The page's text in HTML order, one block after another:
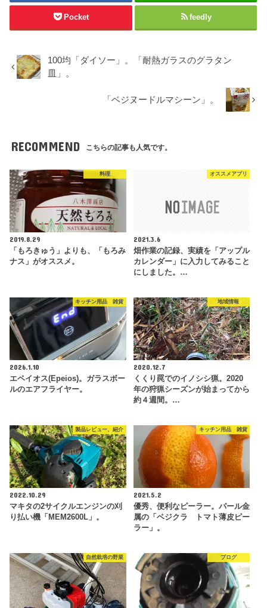
Pocket feedly
100均「ダイソー」。「耐熱ガラスのグラタン
皿」。
「ベジヌードルマシーン」。
RECOMMEND こちらの記事も人気です。
料理
2019.8.29
「もろきゅう」よりも、「もろみ
ナス」がオススメ。
オススメアプリ
2021.3.6
畑作業の記録、実績を「アップル
カレンダー」に入力してみること
にしました。…
キッチン用品 雑貨
2026.1.10
エペイオス(Epeios)。ガラスボー
ルのエアフライヤー。
地域情報
2020.12.7
くくり罠でのイノシシ猟。2020
年の狩猟シーズンが始まってから
約４週間。…
製品レビュー、紹介
2022.10.29
マキタの2サイクルエンジンの刈
り払い機「MEM2600L」。
キッチン用品 雑貨
2021.5.2
優秀、便利なピーラー。パール金
属の「ベジクラ トマト薄皮ピー
ラー」。
自然栽培の野菜 ブログ